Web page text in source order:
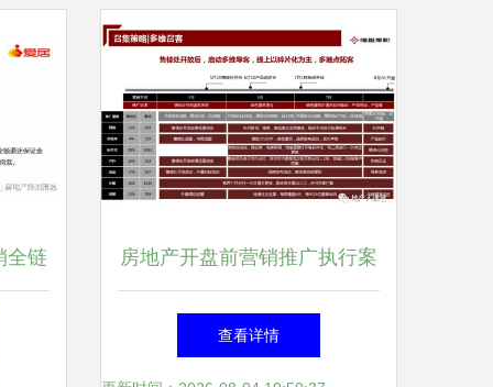
全链 房地产开盘前营销推广执行案
查看详情